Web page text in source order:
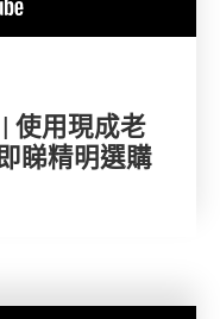
使用現成老
睇精明選購